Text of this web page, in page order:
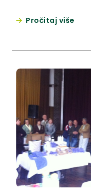
Pročitaj više